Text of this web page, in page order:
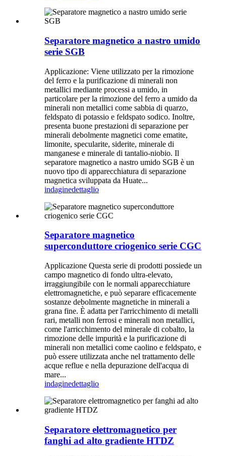
Separatore magnetico a nastro umido
serie SGB
Applicazione: Viene utilizzato per la rimozione
del ferro e la purificazione di minerali non
metallici mediante processi a umido, in
particolare per la rimozione del ferro a umido da
minerali non metallici come sabbia di quarzo,
feldspato di potassio e feldspato sodico. Inoltre,
presenta buone prestazioni di separazione per
minerali debolmente magnetici come ematite,
limonite, specularite, siderite, minerale di
manganese e minerale di tantalio-niobio. Il
separatore magnetico a nastro umido SGB è un
nuovo tipo di apparecchiatura di separazione
magnetica sviluppata da Huate...
indaginedettaglio
Separatore magnetico
superconduttore criogenico serie CGC
Applicazione Questa serie di prodotti possiede un
campo magnetico di fondo ultra-elevato,
irraggiungibile con le normali apparecchiature
elettromagnetiche, e può separare efficacemente
sostanze debolmente magnetiche in minerali a
grana fine. È adatta per l'arricchimento di metalli
rari, metalli non ferrosi e minerali non metallici,
come l'arricchimento del minerale di cobalto, la
rimozione delle impurità e la purificazione di
minerali non metallici come caolino e feldspato, e
può essere utilizzata anche nel trattamento delle
acque reflue e nella depurazione dell'acqua di
mare...
indaginedettaglio
Separatore elettromagnetico per
fanghi ad alto gradiente HTDZ